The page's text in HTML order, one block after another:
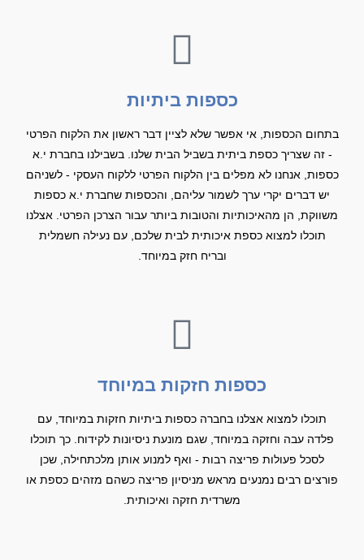
כספות ביתיות
בתחום הכספות, אי אפשר שלא לציין דבר ראשון את הלקוח הפרטי
- זה שצריך כספת ביתית בשביל הבית שלנו. בשבילנו בחברת י.א
כספות, אנחנו לא מפלים בין הלקוח הפרטי ללקוח העסקי - לשניהם
יש דברים יקרי ערך לשמור עליהם, והכספות שחברת י.א כספות
משווקת, הן מהאיכותיות והטובות ביותר עבור הצרכן הפרטי. אצלנו
תוכלו למצוא כספת איכותית לבית שלכם, עם נעילה חשמלית
ובריח חזק במיוחד.
כספות חזקות במיוחד
תוכלו למצוא אצלנו בחברה כספות ביתיות חזקות במיוחד, עם
פלדה עבה וחזקה במיוחד, שגם מונעת ניסיונות לקידוח. כך תוכלו
לסכל פעולות פריצה רבות - ואף למנוע אותן מלכתחילה, שכן
פורצים רבים נמנעים מראש מניסיון פריצה כשהם מזהים כספת או
משרדית חזקה ואיכותית.